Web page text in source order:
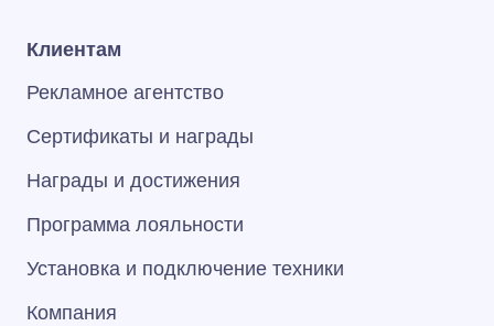
Клиентам
Рекламное агентство
Сертификаты и награды
Награды и достижения
Программа лояльности
Установка и подключение техники
Компания